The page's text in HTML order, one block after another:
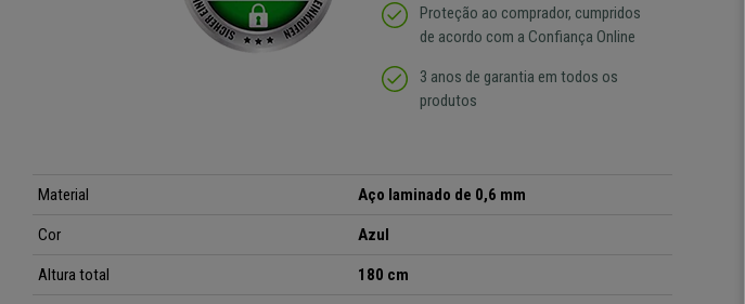
Proteção ao comprador, cumpridos
de acordo com a Confiança Online
3 anos de garantia em todos os
produtos
Material Aço laminado de 0,6 mm
Cor Azul
Altura total 180 cm